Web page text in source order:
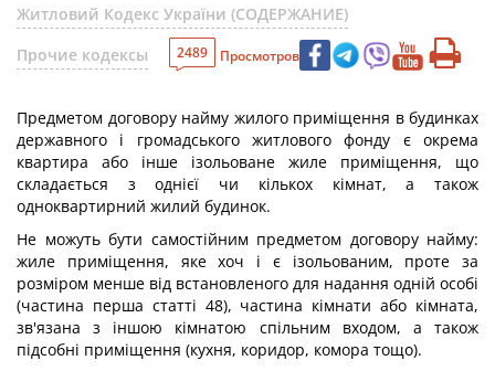
Житловий Кодекс України (СОДЕРЖАНИЕ)
Прочие кодексы
2489 Просмотров
Предметом договору найму жилого приміщення в будинках
державного і громадського житлового фонду є окрема
квартира або інше ізольоване жиле приміщення, що
складається з однієї чи кількох кімнат, а також
одноквартирний жилий будинок.
Не можуть бути самостійним предметом договору найму:
жиле приміщення, яке хоч і є ізольованим, проте за
розміром менше від встановленого для надання одній особі
(частина перша статті 48), частина кімнати або кімната,
зв'язана з іншою кімнатою спільним входом, а також
підсобні приміщення (кухня, коридор, комора тощо).